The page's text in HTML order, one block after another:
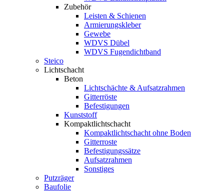
Zubehör
Leisten & Schienen
Armierungskleber
Gewebe
WDVS Dübel
WDVS Fugendichtband
Steico
Lichtschacht
Beton
Lichtschächte & Aufsatzrahmen
Gitterröste
Befestigungen
Kunststoff
Kompaktlichtschacht
Kompaktlichtschacht ohne Boden
Gitterroste
Befestigungssätze
Aufsatzrahmen
Sonstiges
Putzräger
Baufolie